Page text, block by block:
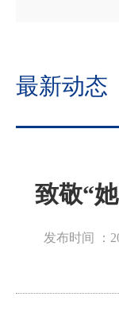
最新动态
致敬“
发布时间 ：